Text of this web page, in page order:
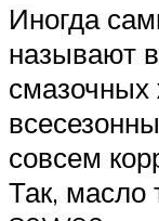
Иногда
называют
смазочных
совсем
Так, масло